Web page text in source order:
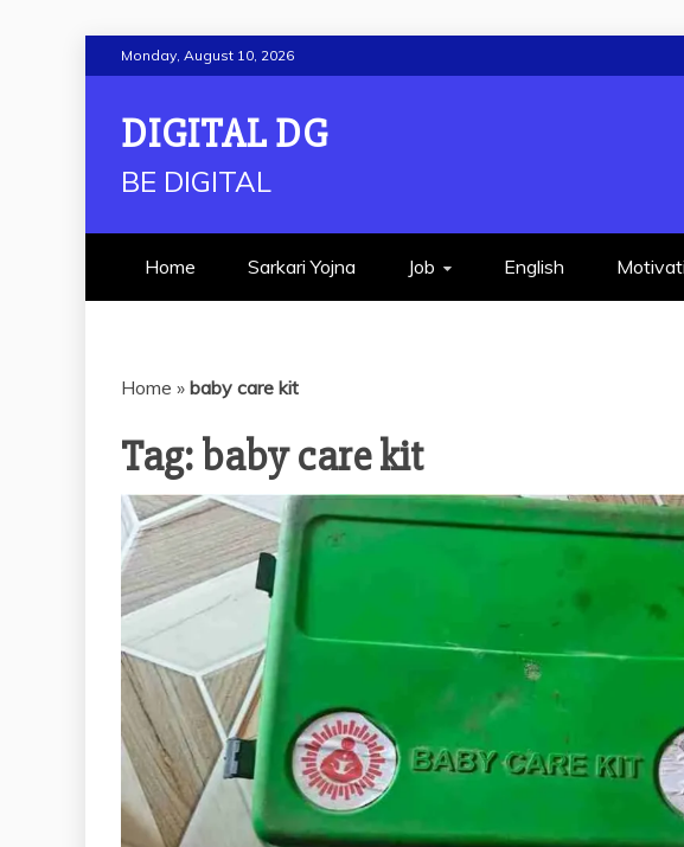
to
content
Monday, August 10, 2026
DIGITAL DG
BE DIGITAL
Home Sarkari Yojna Job English
Home » baby care kit
Tag:baby care kit